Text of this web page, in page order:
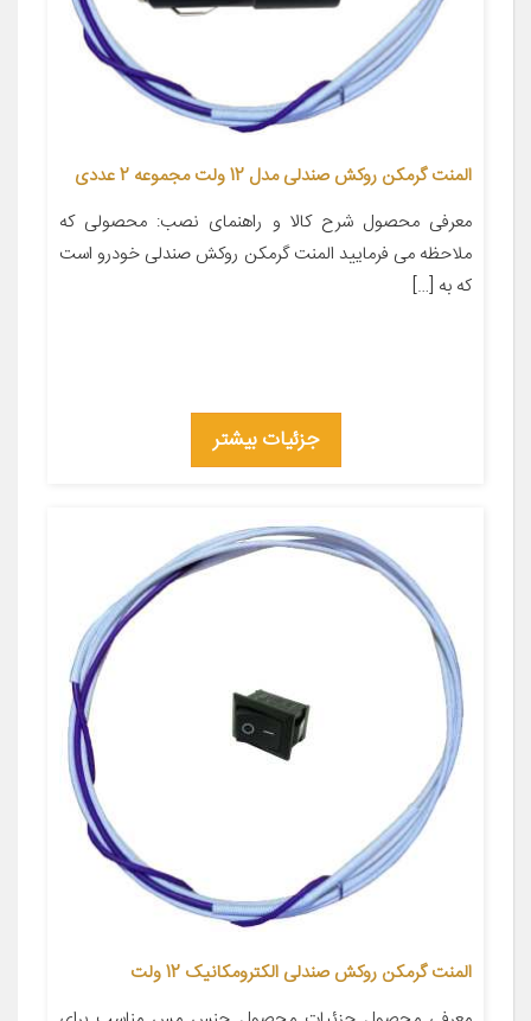
المنت گرمکن روکش صندلی مدل 12 ولت مجموعه 2 عددی
معرفی محصول شرح کالا و راهنمای نصب: محصولی که
ملاحظه می فرمایید المنت گرمکن روکش صندلی خودرو است
که به […]
جزئیات بیشتر
المنت گرمکن روکش صندلی الکترومکانیک 12 ولت